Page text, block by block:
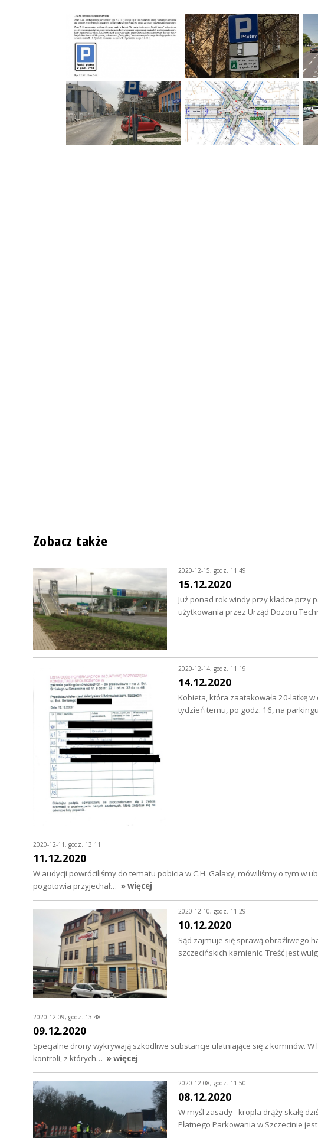
Zobacz także
2020-12-15, godz. 11:49
15.12.2020
Już ponad rok windy przy kładce przy
użytkowania przez Urząd Dozoru
2020-12-14, godz. 11:19
14.12.2020
Kobieta, która zaatakowała 20-latkę
tydzień temu, po godz. 16, na
2020-12-11, godz. 13:11
11.12.2020
W audycji powróciliśmy do tematu pobicia w C.H. Galaxy, mówiliśmy o tym w
pogotowia przyjechał… » więcej
2020-12-10, godz. 11:29
10.12.2020
Sąd zajmuje się sprawą obraźliwego
szczecińskich kamienic. Treść jest
2020-12-09, godz. 13:48
09.12.2020
Specjalne drony wykrywają szkodliwe substancje ulatniające się z kominów.
kontroli, z których… » więcej
2020-12-08, godz. 11:50
08.12.2020
W myśl zasady - kropla drąży skałę
Płatnego Parkowania w Szczecinie